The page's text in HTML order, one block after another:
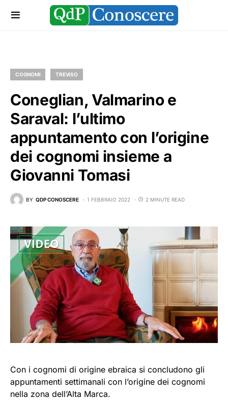
COGNOMI TREVISO
Coneglian, Valmarino e
Saraval: l’ultimo
appuntamento con l’origine
dei cognomi insieme a
Giovanni Tomasi
BY QDP CONOSCERE 1 FEBBRAIO 2022 2 MINUTE READ
Con i cognomi di origine ebraica si concludono gli
appuntamenti settimanali con l’origine dei cognomi
nella zona dell’Alta Marca.